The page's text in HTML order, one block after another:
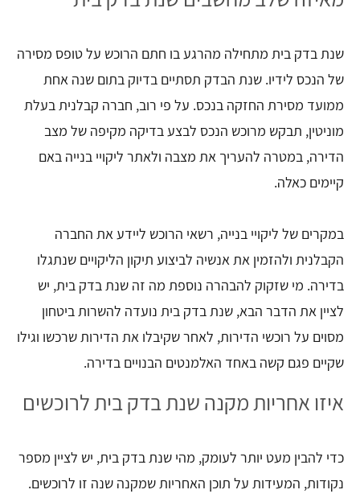
שנת בדק בית מתחילה מהרגע בו חתם הרוכש על טופס מסירה
של הנכס לידיו. שנת הבדק תסתיים בדיוק בתום שנה אחת
ממועד מסירת החזקה בנכס. על פי רוב, חברה קבלנית בעלת
מוניטין, תבקש מרוכש הנכס לבצע בדיקה מקיפה של מצב
הדירה, במטרה להעריך את מצבה ולאתר ליקויי בנייה באם
קיימים כאלה.
במקרים של ליקויי בנייה, רשאי הרוכש ליידע את החברה
הקבלנית ולהזמין את אנשיה לביצוע תיקון הליקויים שנתגלו
בדירה. מי שזקוק להבהרה נוספת מה זה שנת בדק בית, יש
לציין את הדבר הבא, שנת בדק בית נועדה להשרות ביטחון
מסוים על רוכשי הדירות, לאחר שקיבלו את הדירות שרכשו וגילו
שקיים פגם קשה באחד האלמנטים הבנויים בדירה.
איזו אחריות מקנה שנת בדק בית לרוכשים
כדי להבין מעט יותר לעומק, מהי שנת בדק בית, יש לציין מספר
נקודות, המעידות על תוכן האחריות שמקנה שנה זו לרוכשים.